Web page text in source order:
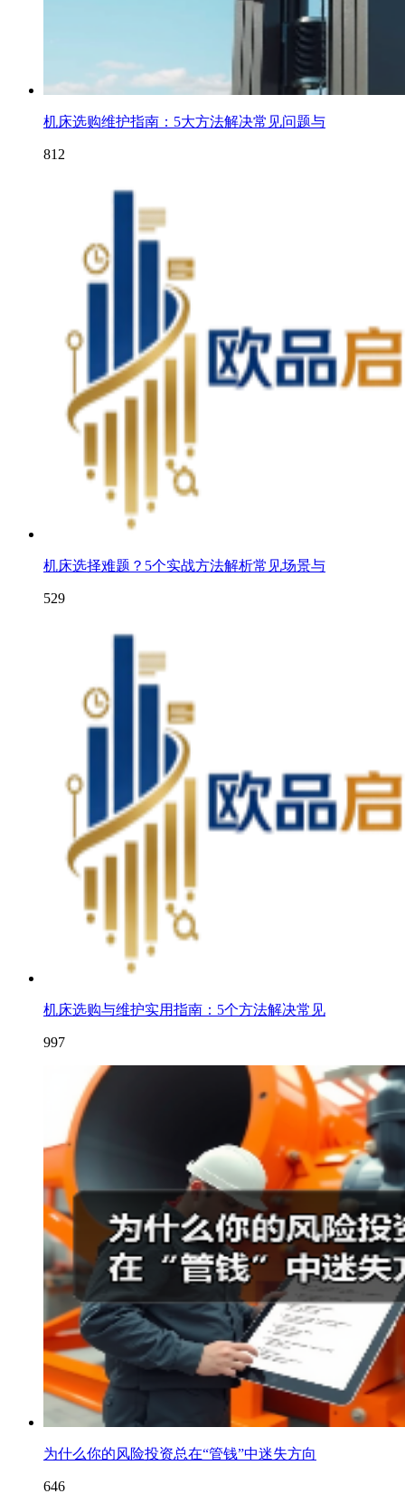
机床选购维护指南：5大方法解决常见问题与
812
机床选择难题？5个实战方法解析常见场景与
529
机床选购与维护实用指南：5个方法解决常见
997
为什么你的风险投资总在“管钱”中迷失方向
646